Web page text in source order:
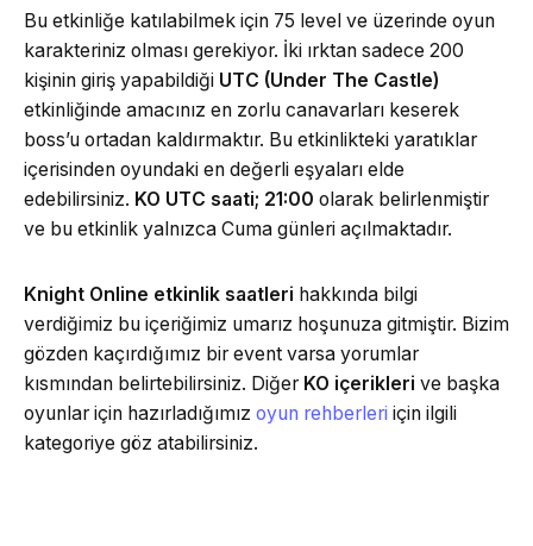
Bu etkinliğe katılabilmek için 75 level ve üzerinde oyun
karakteriniz olması gerekiyor. İki ırktan sadece 200
kişinin giriş yapabildiği UTC (Under The Castle)
etkinliğinde amacınız en zorlu canavarları keserek
boss’u ortadan kaldırmaktır. Bu etkinlikteki yaratıklar
içerisinden oyundaki en değerli eşyaları elde
edebilirsiniz. KO UTC saati; 21:00 olarak belirlenmiştir
ve bu etkinlik yalnızca Cuma günleri açılmaktadır.
Knight Online etkinlik saatleri hakkında bilgi
verdiğimiz bu içeriğimiz umarız hoşunuza gitmiştir. Bizim
gözden kaçırdığımız bir event varsa yorumlar
kısmından belirtebilirsiniz. Diğer KO içerikleri ve başka
oyunlar için hazırladığımız oyun rehberleri için ilgili
kategoriye göz atabilirsiniz.